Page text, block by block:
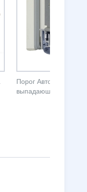
Порог
выпадающий порог